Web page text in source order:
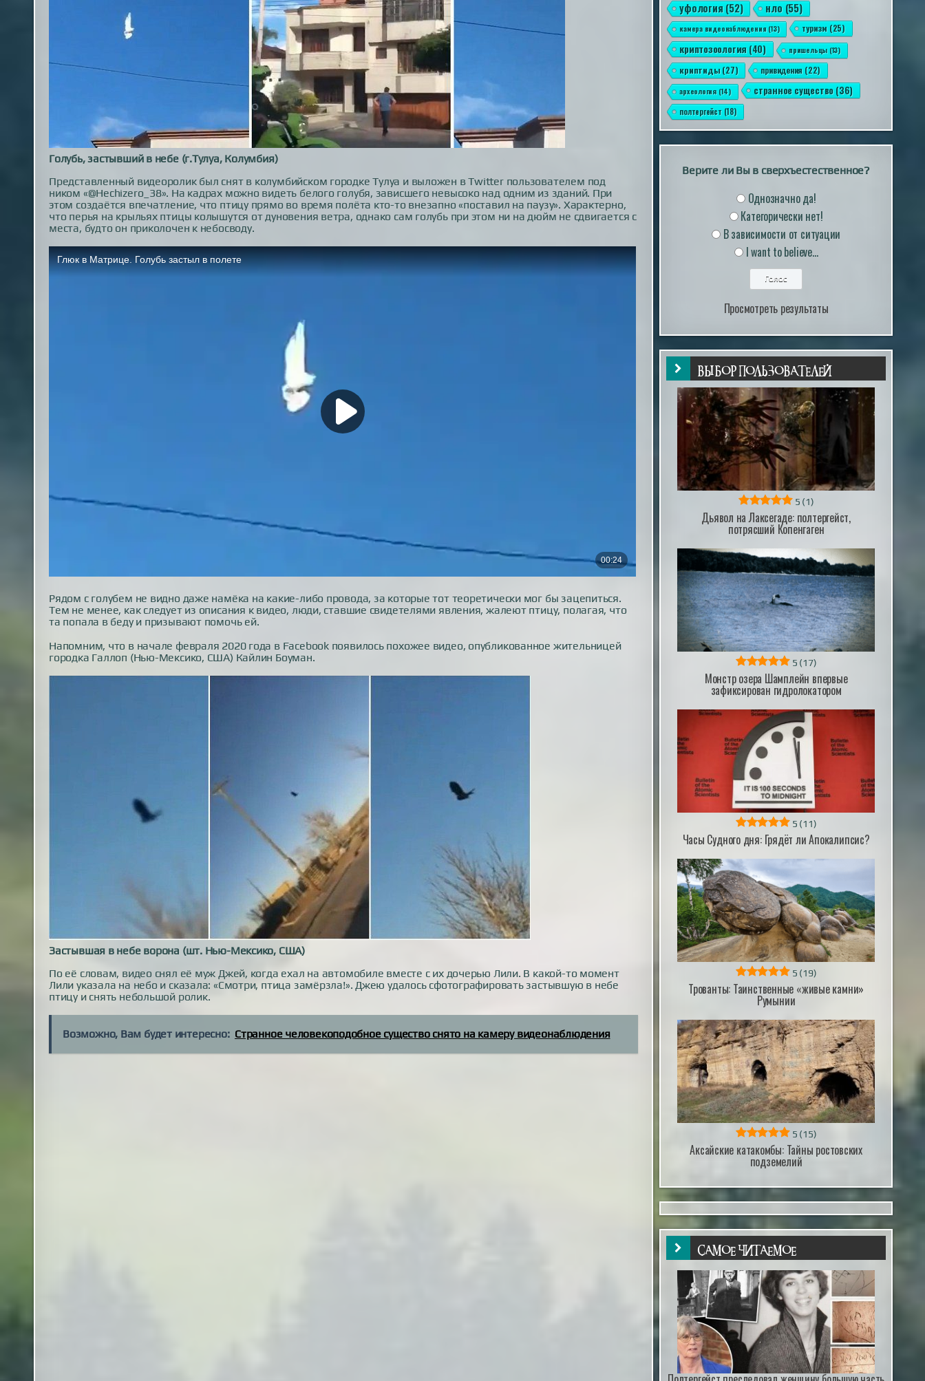
Голубь, застывший в небе (г.Тулуа, Колумбия)
Представленный видеоролик был снят в колумбийском городке Тулуа и выложен в Twitter пользователем под
ником «@Hechizero_38». На кадрах можно видеть белого голубя, зависшего невысоко над одним из зданий. При
этом создаётся впечатление, что птицу прямо во время полёта кто-то внезапно «поставил на паузу». Характерно,
что перья на крыльях птицы колышутся от дуновения ветра, однако сам голубь при этом ни на дюйм не сдвигается с
места, будто он приколочен к небосводу.
Рядом с голубем не видно даже намёка на какие-либо провода, за которые тот теоретически мог бы зацепиться.
Тем не менее, как следует из описания к видео, люди, ставшие свидетелями явления, жалеют птицу, полагая, что
та попала в беду и призывают помочь ей.
Напомним, что в начале февраля 2020 года в Facebook появилось похожее видео, опубликованное жительницей
городка Галлоп (Нью-Мексико, США) Кайлин Боуман.
Застывшая в небе ворона (шт. Нью-Мексико, США)
По её словам, видео снял её муж Джей, когда ехал на автомобиле вместе с их дочерью Лили. В какой-то момент
Лили указала на небо и сказала: «Смотри, птица замёрзла!». Джею удалось сфотографировать застывшую в небе
птицу и снять небольшой ролик.
Возможно, Вам будет интересно: Странное человекоподобное существо снято на камеру видеонаблюдения
уфология(52) нло(55)
камера видеонаблюдения(13) туризм (25)
криптозоология (40) пришельцы(13)
криптиды(27) привидения (22)
археология(14) странное существо (36)
полтергейст(18)
Верите ли Вы в сверхъестественное?
Однозначно да!
Категорически нет!
В зависимости от ситуации
I want to believe...
Просмотреть результаты
ВЫБОР ПОЛЬЗОВАТЕЛЕЙ
5 (1)
Дьявол на Лаксегаде: полтергейст,
потрясший Копенгаген
5 (17)
Монстр озера Шамплейн впервые
зафиксирован гидролокатором
5 (11)
Часы Судного дня: Грядёт ли Апокалипсис?
5 (19)
Трованты: Таинственные «живые камни»
Румынии
5 (15)
Аксайские катакомбы: Тайны ростовских
подземелий
САМОЕ ЧИТАЕМОЕ